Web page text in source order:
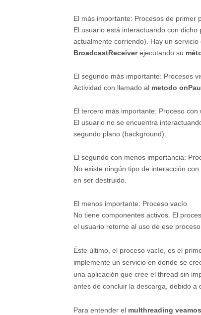
El más importante: Procesos de primer
El usuario está interactuando con
actualmente corriendo). Hay un
BroadcastReceiverejecutando su
El segundo más importante: Procesos
Actividad con llamado al metodo
El tercero más importante: Proceso con
El usuario no se encuentra
segundo plano (background).
El segundo con menos importancia:
No existe ningún tipo de interacción
en ser destruido.
El menos importante: Proceso vacío
No tiene componentes activos. El
el usuario retorne al uso de ese
Éste último, el proceso vacío, es el
implemente un servicio en donde se
una aplicación que cree el thread sin
antes de concluir la descarga, debido a
Para entender el multhreading